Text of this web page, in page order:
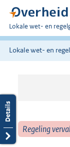
U
bent
hier:
Lokale wet- en
Lokale wet- en
Regeling